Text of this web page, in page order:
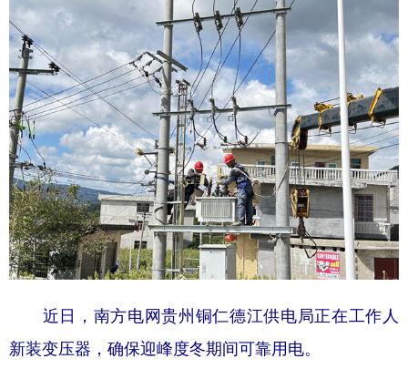
浙江 安徽 福建 江西
山东 河南 湖北 湖南
广东 广西 海南 重庆
四川 贵州 云南 西藏
陕西 甘肃 青海 宁夏
新疆 内蒙古 黑龙江
多语种频道
English Español Français عربى
Русский язык 日本語
近日，南方电网贵州铜仁德江供电局正在工作人
新装变压器，确保迎峰度冬期间可靠用电。